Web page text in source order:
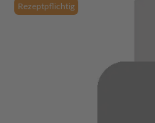
Rezeptpflichtig